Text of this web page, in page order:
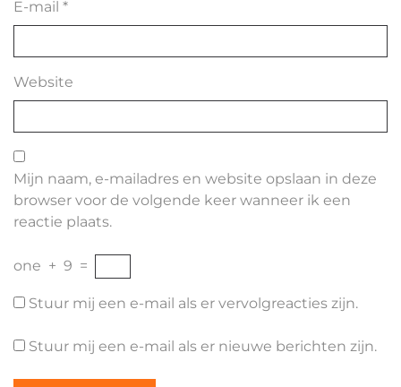
E-mail *
Website
Mijn naam, e-mailadres en website opslaan in deze
browser voor de volgende keer wanneer ik een
reactie plaats.
one + 9 =
Stuur mij een e-mail als er vervolgreacties zijn.
Stuur mij een e-mail als er nieuwe berichten zijn.